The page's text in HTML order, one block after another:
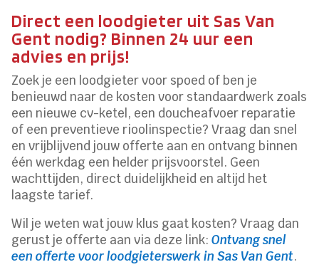
Direct een loodgieter uit Sas Van
Gent nodig? Binnen 24 uur een
advies en prijs!
Zoek je een loodgieter voor spoed of ben je
benieuwd naar de kosten voor standaardwerk zoals
een nieuwe cv-ketel, een doucheafvoer reparatie
of een preventieve rioolinspectie? Vraag dan snel
en vrijblijvend jouw offerte aan en ontvang binnen
één werkdag een helder prijsvoorstel. Geen
wachttijden, direct duidelijkheid en altijd het
laagste tarief.
Wil je weten wat jouw klus gaat kosten? Vraag dan
gerust je offerte aan via deze link:Ontvang snel
een offerte voor loodgieterswerk in Sas Van Gent.